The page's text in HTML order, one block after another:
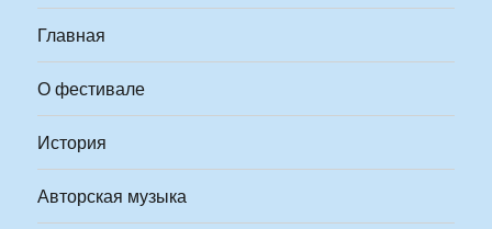
Главная
О фестивале
История
Авторская музыка